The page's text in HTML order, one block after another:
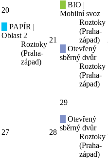
20
PAPÍR |
Oblast 2
Roztoky
(Praha-
západ)
21
BIO |
Mobilní svoz
Roztoky
(Praha-
západ)
Otevřený
sběrný dvůr
Roztoky
(Praha-
západ)
27 28
29
Otevřený
sběrný dvůr
Roztoky
(Praha-
západ)